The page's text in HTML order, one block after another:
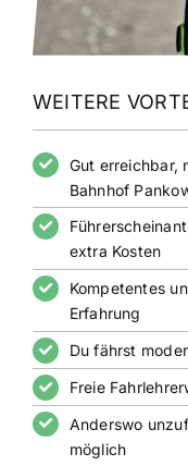
WEITERE
Gut erreichbar,
Bahnhof
extra Kosten
Kompetentes
Erfahrung
Du fährst
Freie
Anderswo
möglich